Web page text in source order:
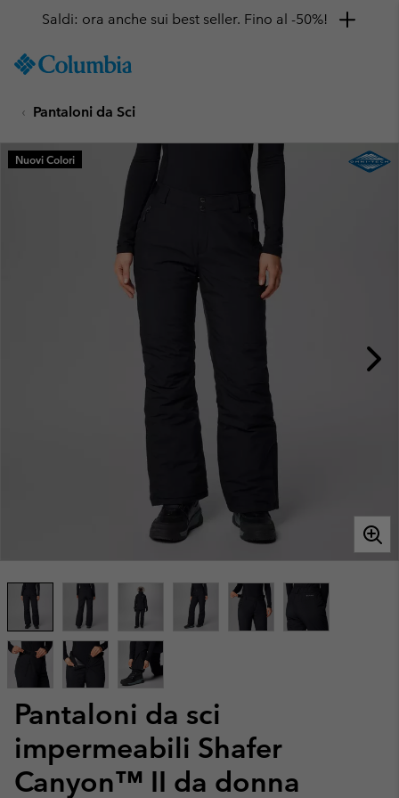
TO
SKIP
MAIN
NAV
Saldi: ora anche sui best seller. Fino al -50%!
Pantaloni da Sci
Pantaloni da sci
impermeabili Shafer
Canyon™ II da donna
Nuovi Colori